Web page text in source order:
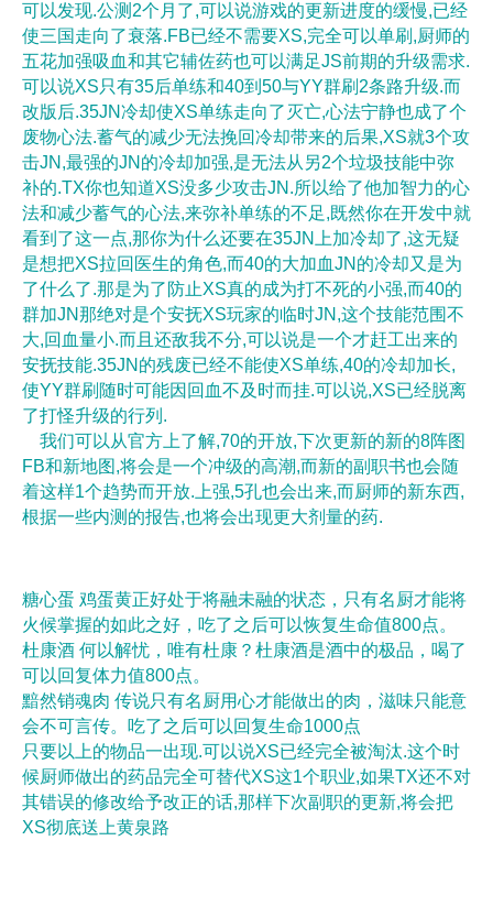
可以发现.公测2个月了,可以说游戏的更新进度的缓慢,已经
使三国走向了衰落.FB已经不需要XS,完全可以单刷,厨师的
五花加强吸血和其它辅佐药也可以满足JS前期的升级需求.
可以说XS只有35后单练和40到50与YY群刷2条路升级.而
改版后.35JN冷却使XS单练走向了灭亡,心法宁静也成了个
废物心法.蓄气的减少无法挽回冷却带来的后果,XS就3个攻
击JN,最强的JN的冷却加强,是无法从另2个垃圾技能中弥
补的.TX你也知道XS没多少攻击JN.所以给了他加智力的心
法和减少蓄气的心法,来弥补单练的不足,既然你在开发中就
看到了这一点,那你为什么还要在35JN上加冷却了,这无疑
是想把XS拉回医生的角色,而40的大加血JN的冷却又是为
了什么了.那是为了防止XS真的成为打不死的小强,而40的
群加JN那绝对是个安抚XS玩家的临时JN,这个技能范围不
大,回血量小.而且还敌我不分,可以说是一个才赶工出来的
安抚技能.35JN的残废已经不能使XS单练,40的冷却加长,
使YY群刷随时可能因回血不及时而挂.可以说,XS已经脱离
了打怪升级的行列.
我们可以从官方上了解,70的开放,下次更新的新的8阵图
FB和新地图,将会是一个冲级的高潮,而新的副职书也会随
着这样1个趋势而开放.上强,5孔也会出来,而厨师的新东西,
根据一些内测的报告,也将会出现更大剂量的药.
糖心蛋 鸡蛋黄正好处于将融未融的状态，只有名厨才能将
火候掌握的如此之好，吃了之后可以恢复生命值800点。
杜康酒 何以解忧，唯有杜康？杜康酒是酒中的极品，喝了
可以回复体力值800点。
黯然销魂肉 传说只有名厨用心才能做出的肉，滋味只能意
会不可言传。吃了之后可以回复生命1000点
只要以上的物品一出现.可以说XS已经完全被淘汰.这个时
候厨师做出的药品完全可替代XS这1个职业,如果TX还不对
其错误的修改给予改正的话,那样下次副职的更新,将会把
XS彻底送上黄泉路